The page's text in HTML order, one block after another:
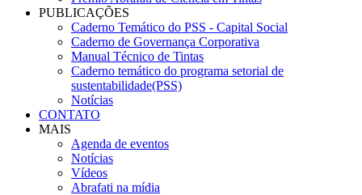
PUBLICAÇÕES
Caderno Temático do PSS - Capital Social
Caderno de Governança Corporativa
Manual Técnico de Tintas
Caderno temático do programa setorial de
sustentabilidade(PSS)
Notícias
CONTATO
MAIS
Agenda de eventos
Notícias
Vídeos
Abrafati na mídia